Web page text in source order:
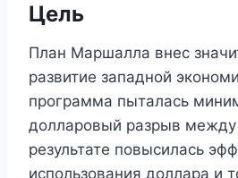
Цель
План Маршалла внес
развитие западной
программа пыталась
долларовый разрыв
результате повысилась
использования доллара и